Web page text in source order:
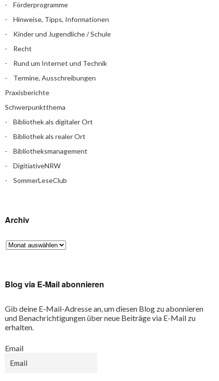
Förderprogramme
Hinweise, Tipps, Informationen
Kinder und Jugendliche / Schule
Recht
Rund um Internet und Technik
Termine, Ausschreibungen
Praxisberichte
Schwerpunktthema
Bibliothek als digitaler Ort
Bibliothek als realer Ort
Bibliotheksmanagement
DigitiativeNRW
SommerLeseClub
Archiv
Blog via E-Mail abonnieren
Gib deine E-Mail-Adresse an, um diesen Blog zu abonnieren
und Benachrichtigungen über neue Beiträge via E-Mail zu
erhalten.
Email